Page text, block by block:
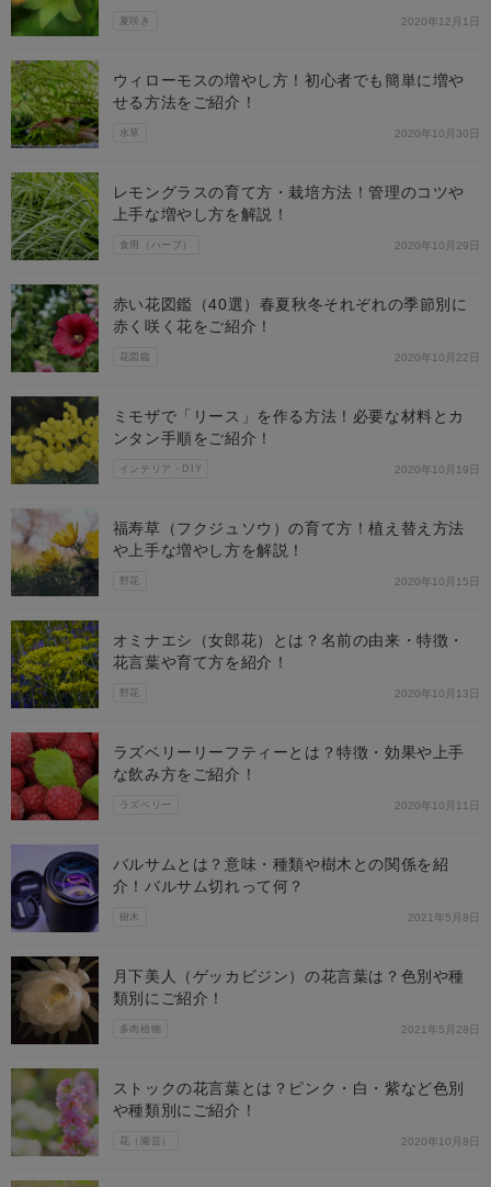
夏咲き 2020年12月1日
水草
ウィローモスの増やし方！初心者でも簡単に増や
せる方法をご紹介！
2020年10月30日
食用（ハーブ）
レモングラスの育て方・栽培方法！管理のコツや
上手な増やし方を解説！
2020年10月29日
花図鑑
赤い花図鑑（40選）春夏秋冬それぞれの季節別に
赤く咲く花をご紹介！
2020年10月22日
インテリア・DIY
ミモザで「リース」を作る方法！必要な材料とカ
ンタン手順をご紹介！
2020年10月19日
野花
福寿草（フクジュソウ）の育て方！植え替え方法
や上手な増やし方を解説！
2020年10月15日
野花
オミナエシ（女郎花）とは？名前の由来・特徴・
花言葉や育て方を紹介！
2020年10月13日
ラズベリー
ラズベリーリーフティーとは？特徴・効果や上手
な飲み方をご紹介！
2020年10月11日
樹木
バルサムとは？意味・種類や樹木との関係を紹
介！バルサム切れって何？
2021年5月8日
多肉植物
月下美人（ゲッカビジン）の花言葉は？色別や種
類別にご紹介！
2021年5月28日
花（園芸）
ストックの花言葉とは？ピンク・白・紫など色別
や種類別にご紹介！
2020年10月8日